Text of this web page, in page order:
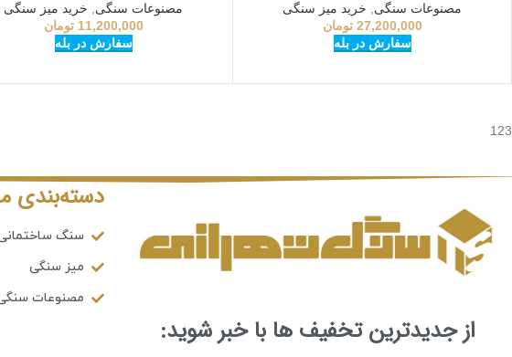
مصنوعات سنگی
خرید میز سنگی
27,200,000 تومان
سفارش در بله
مصنوعات سنگی
خرید میز سنگی
11,200,000 تومان
سفارش در بله
123
از جدیدترین تخفیف ها با خبر شوید:
دسته‌بندی
سنگ
میز سنگی
مصنوعات